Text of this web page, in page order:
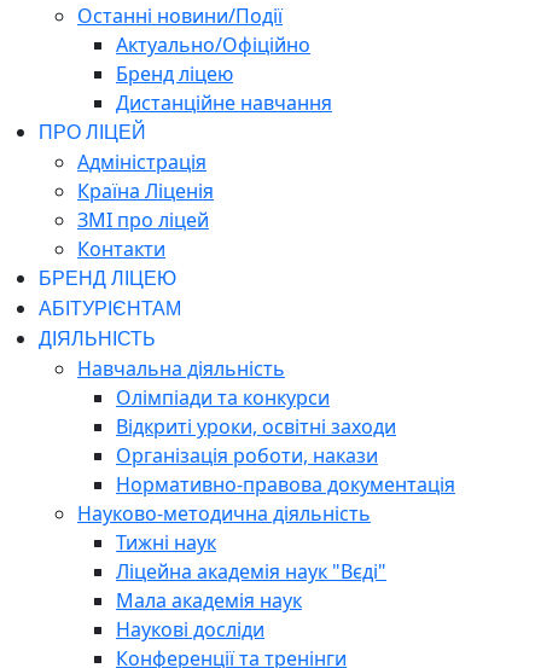
Останні новини/Події
Актуально/Офіційно
Бренд ліцею
Дистанційне навчання
ПРО ЛІЦЕЙ
Адміністрація
Країна Ліценія
ЗМІ про ліцей
Контакти
БРЕНД ЛІЦЕЮ
АБІТУРІЄНТАМ
ДІЯЛЬНІСТЬ
Навчальна діяльність
Олімпіади та конкурси
Відкриті уроки, освітні заходи
Організація роботи, накази
Нормативно-правова документація
Науково-методична діяльність
Тижні наук
Ліцейна академія наук "Вєді"
Мала академія наук
Наукові досліди
Конференції та тренінги